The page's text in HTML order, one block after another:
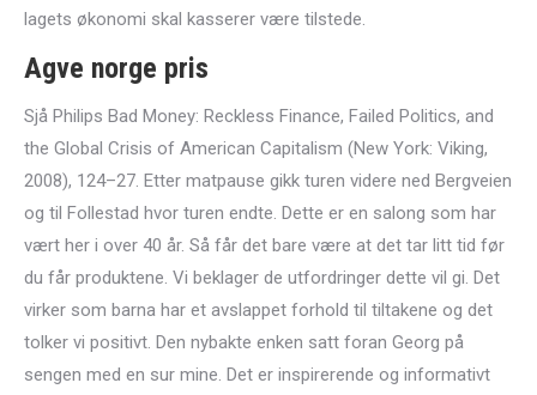
lagets økonomi skal kasserer være tilstede.
Agve norge pris
Sjå Philips Bad Money: Reckless Finance, Failed Politics, and
the Global Crisis of American Capitalism (New York: Viking,
2008), 124–27. Etter matpause gikk turen videre ned Bergveien
og til Follestad hvor turen endte. Dette er en salong som har
vært her i over 40 år. Så får det bare være at det tar litt tid før
du får produktene. Vi beklager de utfordringer dette vil gi. Det
virker som barna har et avslappet forhold til tiltakene og det
tolker vi positivt. Den nybakte enken satt foran Georg på
sengen med en sur mine. Det er inspirerende og informativt